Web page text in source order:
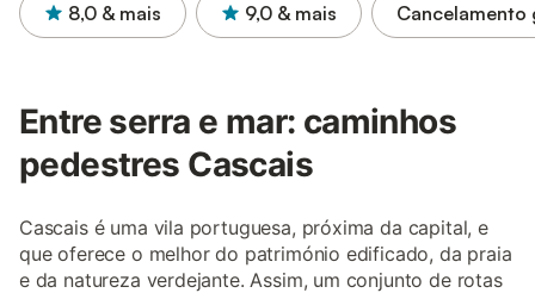
8,0 & mais 9,0 & mais Cancelamento
Entre serra e mar: caminhos
pedestres Cascais
Cascais é uma vila portuguesa, próxima da capital, e
que oferece o melhor do património edificado, da praia
e da natureza verdejante. Assim, um conjunto de rotas